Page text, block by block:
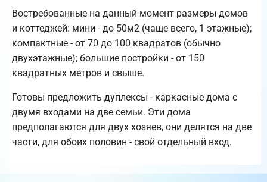
Востребованные на данный момент размеры домов
и коттеджей: мини - до 50м2 (чаще всего, 1 этажные);
компактные - от 70 до 100 квадратов (обычно
двухэтажные); большие постройки - от 150
квадратных метров и свыше.
Готовы предложить дуплексы - каркасные дома с
двумя входами на две семьи. Эти дома
предполагаются для двух хозяев, они делятся на две
части, для обоих половин - свой отдельный вход.